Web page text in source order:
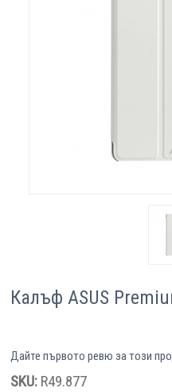
Калъф ASUS
Дайте първото ревю за този
SKU: R49.877